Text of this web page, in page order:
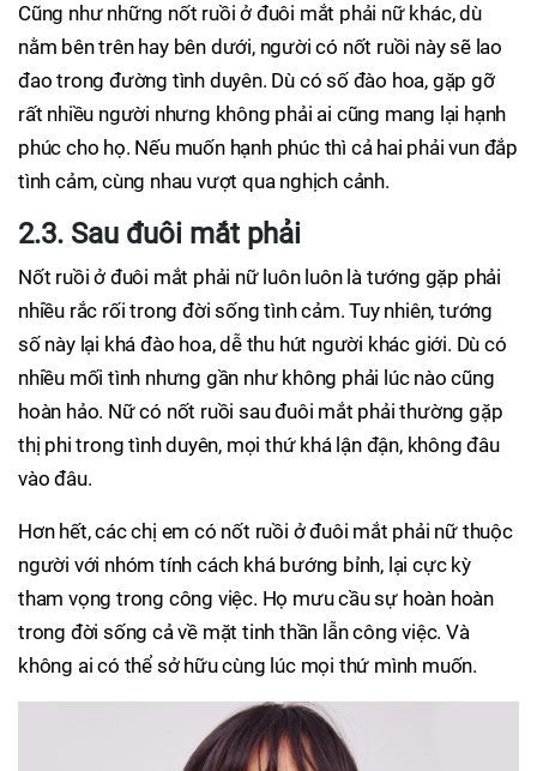
Cũng như những nốt ruồi ở đuôi mắt phải nữ khác, dù
nằm bên trên hay bên dưới, người có nốt ruồi này sẽ lao
đao trong đường tình duyên. Dù có số đào hoa, gặp gỡ
rất nhiều người nhưng không phải ai cũng mang lại hạnh
phúc cho họ. Nếu muốn hạnh phúc thì cả hai phải vun đắp
tình cảm, cùng nhau vượt qua nghịch cảnh.
2.3. Sau đuôi mắt phải
Nốt ruồi ở đuôi mắt phải nữ luôn luôn là tướng gặp phải
nhiều rắc rối trong đời sống tình cảm. Tuy nhiên, tướng
số này lại khá đào hoa, dễ thu hút người khác giới. Dù có
nhiều mối tình nhưng gần như không phải lúc nào cũng
hoàn hảo. Nữ có nốt ruồi sau đuôi mắt phải thường gặp
thị phi trong tình duyên, mọi thứ khá lận đận, không đâu
vào đâu.
Hơn hết, các chị em có nốt ruồi ở đuôi mắt phải nữ thuộc
người với nhóm tính cách khá bướng bỉnh, lại cực kỳ
tham vọng trong công việc. Họ mưu cầu sự hoàn hoàn
trong đời sống cả về mặt tinh thần lẫn công việc. Và
không ai có thể sở hữu cùng lúc mọi thứ mình muốn.